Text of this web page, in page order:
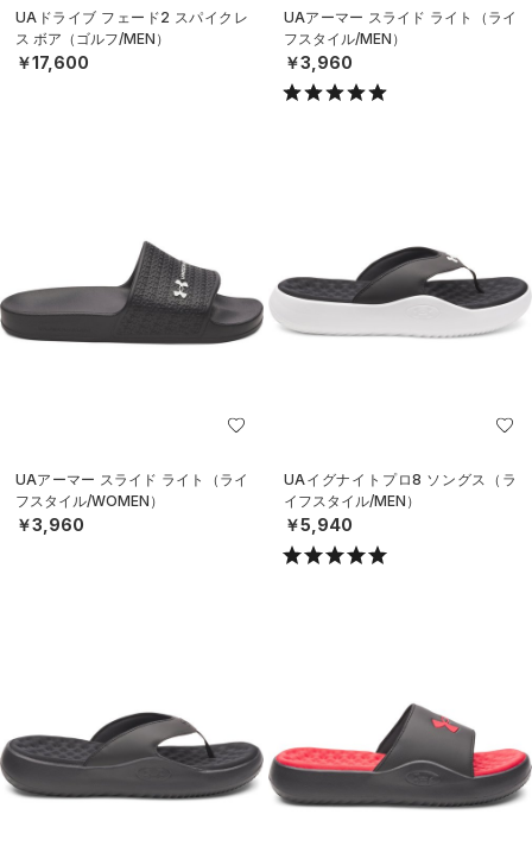
UAドライブ フェード2 スパイクレ
ス ボア（ゴルフ/MEN）
￥17,600
UAアーマー スライド ライト（ライ
フスタイル/MEN）
￥3,960
UAアーマー スライド ライト（ライ
フスタイル/WOMEN）
￥3,960
UAイグナイトプロ8 ソングス（ラ
イフスタイル/MEN）
￥5,940